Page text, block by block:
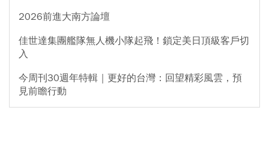
2026前進大南方論壇
佳世達集團艦隊無人機小隊起飛！鎖定美日頂級客戶切
入
今周刊30週年特輯｜更好的台灣：回望精彩風雲，預
見前瞻行動